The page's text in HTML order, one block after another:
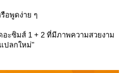
อพูดง่าย ๆ
อะซิมส์ 1 + 2 ที่มีภาพความสวยงาม
ปลกใหม่"